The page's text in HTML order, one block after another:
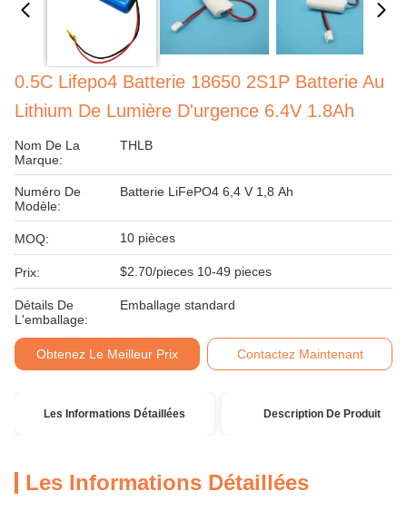
0.5C Lifepo4 Batterie 18650 2S1P Batterie Au
Lithium De Lumière D'urgence 6.4V 1.8Ah
Nom De La
Marque:
THLB
Numéro De
Modèle:
Batterie LiFePO4 6,4 V 1,8 Ah
MOQ: 10 pièces
Prix: $2.70/pieces 10-49 pieces
Détails De
L'emballage:
Emballage standard
Obtenez Le Meilleur Prix Contactez Maintenant
Les Informations Détaillées Description De Produit
Les Informations Détaillées